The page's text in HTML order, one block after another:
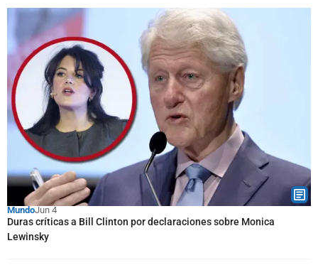
MundoJun 4
Duras críticas a Bill Clinton por declaraciones sobre Monica
Lewinsky